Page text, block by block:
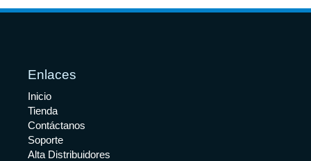
Enlaces
Inicio
Tienda
Contáctanos
Soporte
Alta Distribuidores